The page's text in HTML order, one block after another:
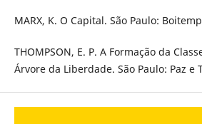
MARX, K. O Capital. São Paulo:
THOMPSON, E. P. A Formação da
Árvore da Liberdade. São Paulo: Paz e